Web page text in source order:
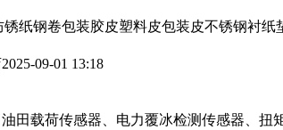
纸钢卷包装胶皮塑料皮包装皮不锈钢衬
2025-09-01 13:18
田载荷传感器、电力覆冰检测传感器、扭